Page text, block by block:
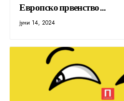
Европско првенство…
јуни 14, 2024